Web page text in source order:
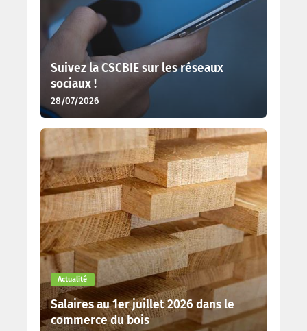
Suivez la CSCBIE sur les réseaux
sociaux !
28/07/2026
Actualité
Salaires au 1er juillet 2026 dans le
commerce du bois